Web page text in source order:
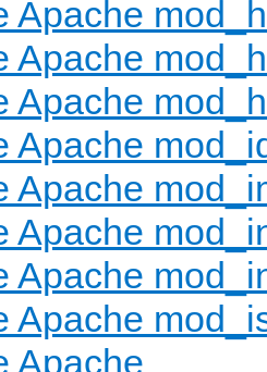
Apache
Apache
Apache
Apache
Apache
Apache
Apache
Apache
Apache